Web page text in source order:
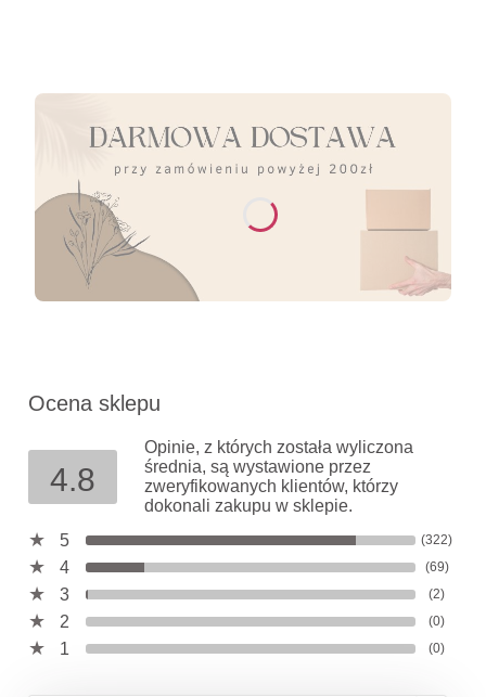
Ocena sklepu
4.8
Opinie, z których została wyliczona
średnia, są wystawione przez
zweryfikowanych klientów, którzy
dokonali zakupu w sklepie.
5
(322)
4 (69)
3 (2)
2 (0)
1 (0)